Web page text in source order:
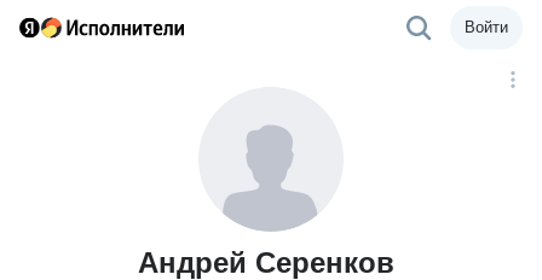
Войти
Андрей Серенков